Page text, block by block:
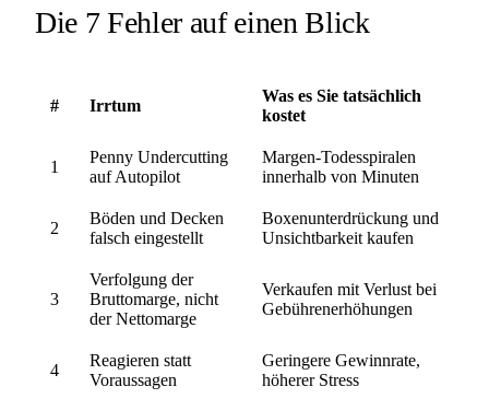
Die 7 Fehler auf einen Blick
# Irrtum
Was es Sie tatsächlich
kostet
1
Penny Undercutting
auf Autopilot
Margen-Todesspiralen
innerhalb von Minuten
2
Böden und Decken
falsch eingestellt
Boxenunterdrückung und
Unsichtbarkeit kaufen
3
Verfolgung der
Bruttomarge, nicht
der Nettomarge
Verkaufen mit Verlust bei
Gebührenerhöhungen
4
Reagieren statt
Voraussagen
Geringere Gewinnrate,
höherer Stress